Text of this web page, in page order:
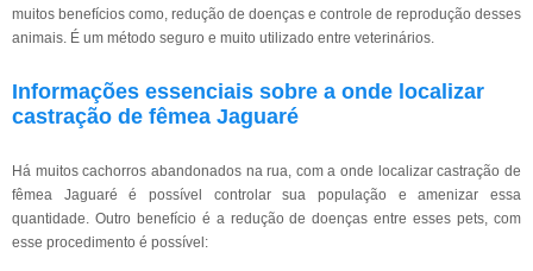
muitos benefícios como, redução de doenças e controle de reprodução desses
animais. É um método seguro e muito utilizado entre veterinários.
Informações essenciais sobre a onde localizar
castração de fêmea Jaguaré
Há muitos cachorros abandonados na rua, com a onde localizar castração de
fêmea Jaguaré é possível controlar sua população e amenizar essa
quantidade. Outro benefício é a redução de doenças entre esses pets, com
esse procedimento é possível: